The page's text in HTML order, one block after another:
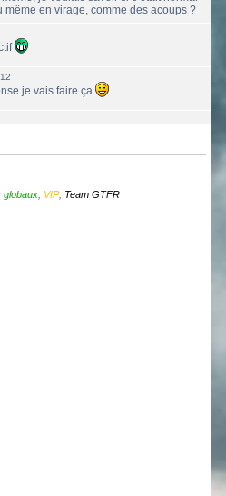
même en virage, comme des acoups ?
je vais faire ça
le chat
globaux VIP, Team GTFR